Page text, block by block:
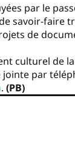
par le
savoir-faire
de
culturel de
par
. (PB)